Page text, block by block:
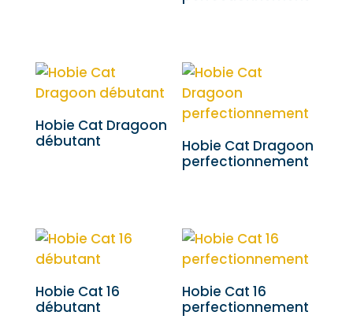
Hobie Cat Dragoon
débutant
Hobie Cat Dragoon
perfectionnement
Hobie Cat 16
débutant
Hobie Cat 16
perfectionnement